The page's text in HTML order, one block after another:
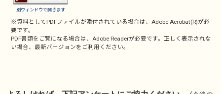
別ウィンドウで開きます
※資料としてPDFファイルが添付されている場合は、Adobe Acrobat(R)が必
要です。
PDF書類をご覧になる場合は、Adobe Readerが必要です。正しく表示されな
い場合、最新バージョンをご利用ください。